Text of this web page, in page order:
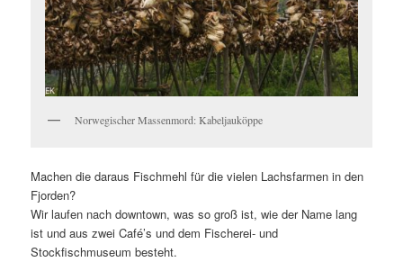
Norwegischer Massenmord: Kabeljauköppe
Machen die daraus Fischmehl für die vielen Lachsfarmen in den
Fjorden?
Wir laufen nach downtown, was so groß ist, wie der Name lang
ist und aus zwei Café’s und dem Fischerei- und
Stockfischmuseum besteht.